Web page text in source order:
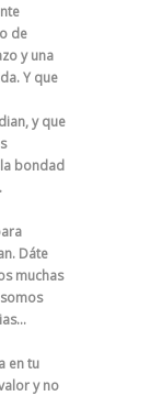
de
y una
Y que
y que
bondad
Dáte
muchas
somos
en tu
y no